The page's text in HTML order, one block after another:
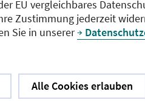
EU vergleichbares
Zustimmung jederzeit
Sie in unserer
Alle Cookies erlauben